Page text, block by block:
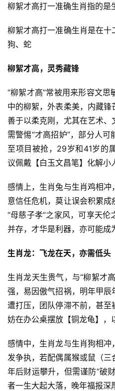
柳絮才高打一准确生肖指的是
柳絮才高打一准确生肖是在十
狗、蛇
柳絮才高，灵秀藏锋
“柳絮才高”常被用来形容文
中的柳絮，外表柔美，内藏锋
善于以柔克刚，尤其在艺术
需警惕“才高招妒”，部分人
至项目被抢，29岁和41岁的
议佩戴【白玉文昌笔】化解小
感情上，生肖兔与生肖鸡相
意信任危机，莫让误会积累
“母慈子孝”之家风，可享天
并存，才华是利器，亦可能成
生肖龙：飞龙在天，亦需低头
生肖龙天生贵气，与“柳絮才
强，易因傲气招祸，明年甲
遭打压，团队停滞不前，甚
妨在办公桌摆放【铜龙龟】，
感情中，生肖龙与生肖狗相冲
发争执，若配偶属猴或鼠（
年后财运攀升，但需谨防“破
者一生大起大落，晚年福报深